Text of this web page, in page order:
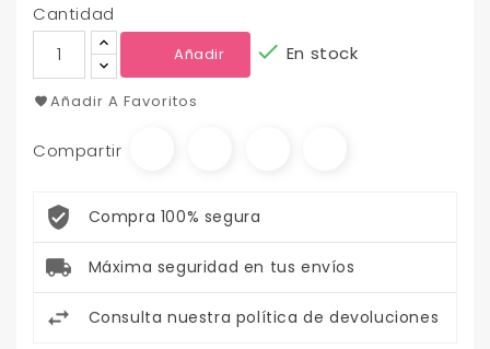
Cantidad
Añadir  En stock
Añadir A Favoritos
Compartir
Compra 100% segura
Máxima seguridad en tus envíos
Consulta nuestra política de devoluciones